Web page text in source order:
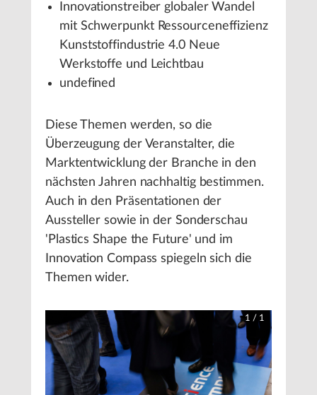
Innovationstreiber globaler Wandel
mit Schwerpunkt Ressourceneffizienz
Kunststoffindustrie 4.0 Neue
Werkstoffe und Leichtbau
undefined
Diese Themen werden, so die
Überzeugung der Veranstalter, die
Marktentwicklung der Branche in den
nächsten Jahren nachhaltig bestimmen.
Auch in den Präsentationen der
Aussteller sowie in der Sonderschau
'Plastics Shape the Future' und im
Innovation Compass spiegeln sich die
Themen wider.
1 / 1